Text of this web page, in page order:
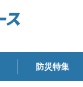
防災特集